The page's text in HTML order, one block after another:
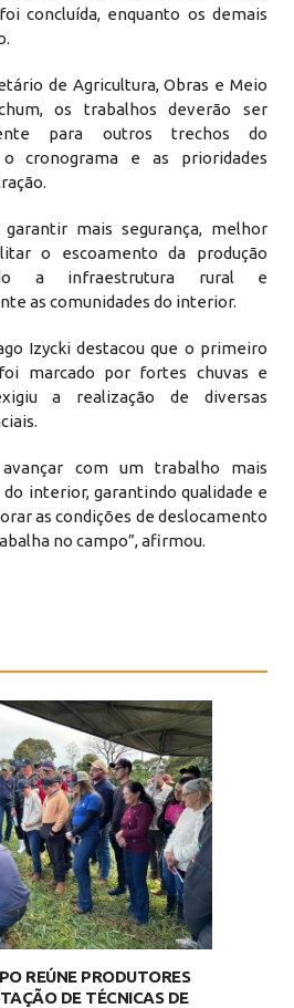
concluída, enquanto os demais
de Agricultura, Obras e Meio
os trabalhos deverão ser
para outros trechos do
cronograma e as prioridades
mais segurança, melhor
o escoamento da produção
a infraestrutura rural e
as comunidades do interior.
Izycki destacou que o primeiro
marcado por fortes chuvas e
a realização de diversas
com um trabalho mais
interior, garantindo qualidade e
as condições de deslocamento
no campo”, afirmou.
REÚNE PRODUTORES
DE TÉCNICAS DE